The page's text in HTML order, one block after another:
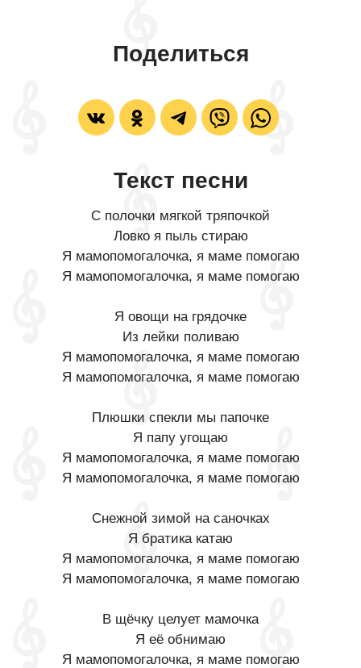
Поделиться
Текст песни
С полочки мягкой тряпочкой
Ловко я пыль стираю
Я мамопомогалочка, я маме помогаю
Я мамопомогалочка, я маме помогаю
Я овощи на грядочке
Из лейки поливаю
Я мамопомогалочка, я маме помогаю
Я мамопомогалочка, я маме помогаю
Плюшки спекли мы папочке
Я папу угощаю
Я мамопомогалочка, я маме помогаю
Я мамопомогалочка, я маме помогаю
Снежной зимой на саночках
Я братика катаю
Я мамопомогалочка, я маме помогаю
Я мамопомогалочка, я маме помогаю
В щёчку целует мамочка
Я её обнимаю
Я мамопомогалочка, я маме помогаю